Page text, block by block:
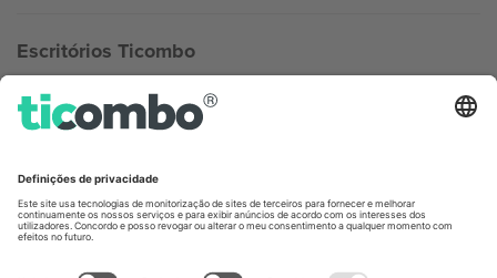
Escritórios Ticombo
Germany
Unter den Linden 24, 10117
United States
Switzerland